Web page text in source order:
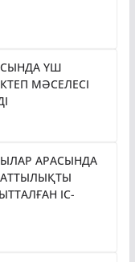
ҮШ
МӘСЕЛЕСІ
АРАСЫНДА
ІС-